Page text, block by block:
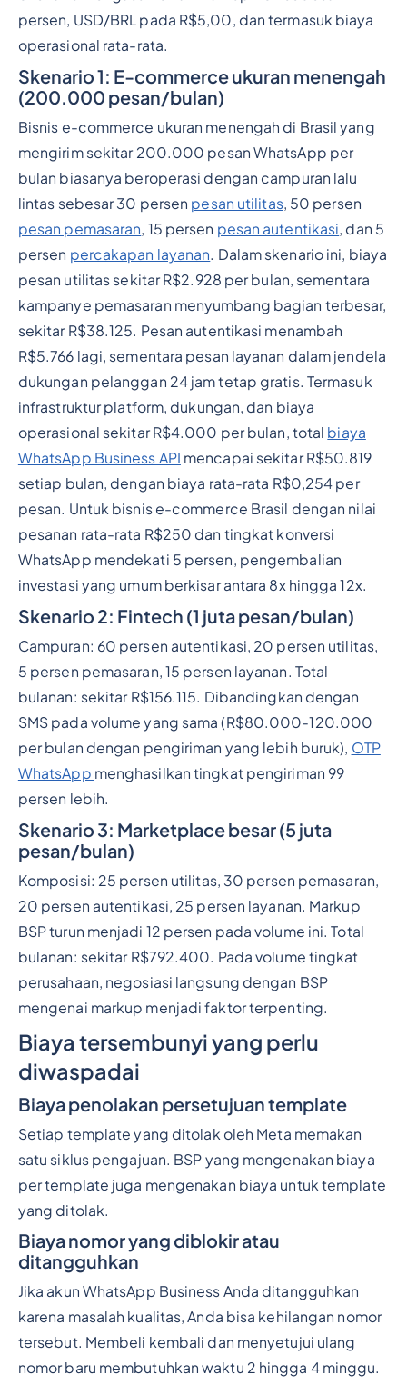
persen, USD/BRL pada R$5,00, dan termasuk biaya
operasional rata-rata.
Skenario 1: E-commerce ukuran menengah
(200.000 pesan/bulan)
Bisnis e-commerce ukuran menengah di Brasil yang
mengirim sekitar 200.000 pesan WhatsApp per
bulan biasanya beroperasi dengan campuran lalu
lintas sebesar 30 persen pesan utilitas, 50 persen
pesan pemasaran, 15 persen pesan autentikasi, dan 5
persen percakapan layanan. Dalam skenario ini, biaya
pesan utilitas sekitar R$2.928 per bulan, sementara
kampanye pemasaran menyumbang bagian terbesar,
sekitar R$38.125. Pesan autentikasi menambah
R$5.766 lagi, sementara pesan layanan dalam jendela
dukungan pelanggan 24 jam tetap gratis. Termasuk
infrastruktur platform, dukungan, dan biaya
operasional sekitar R$4.000 per bulan, total biaya
WhatsApp Business API mencapai sekitar R$50.819
setiap bulan, dengan biaya rata-rata R$0,254 per
pesan. Untuk bisnis e-commerce Brasil dengan nilai
pesanan rata-rata R$250 dan tingkat konversi
WhatsApp mendekati 5 persen, pengembalian
investasi yang umum berkisar antara 8x hingga 12x.
Skenario 2: Fintech (1 juta pesan/bulan)
Campuran: 60 persen autentikasi, 20 persen utilitas,
5 persen pemasaran, 15 persen layanan. Total
bulanan: sekitar R$156.115. Dibandingkan dengan
SMS pada volume yang sama (R$80.000-120.000
per bulan dengan pengiriman yang lebih buruk), OTP
WhatsApp menghasilkan tingkat pengiriman 99
persen lebih.
Skenario 3: Marketplace besar (5 juta
pesan/bulan)
Komposisi: 25 persen utilitas, 30 persen pemasaran,
20 persen autentikasi, 25 persen layanan. Markup
BSP turun menjadi 12 persen pada volume ini. Total
bulanan: sekitar R$792.400. Pada volume tingkat
perusahaan, negosiasi langsung dengan BSP
mengenai markup menjadi faktor terpenting.
Biaya tersembunyi yang perlu
diwaspadai
Biaya penolakan persetujuan template
Setiap template yang ditolak oleh Meta memakan
satu siklus pengajuan. BSP yang mengenakan biaya
per template juga mengenakan biaya untuk template
yang ditolak.
Biaya nomor yang diblokir atau
ditangguhkan
Jika akun WhatsApp Business Anda ditangguhkan
karena masalah kualitas, Anda bisa kehilangan nomor
tersebut. Membeli kembali dan menyetujui ulang
nomor baru membutuhkan waktu 2 hingga 4 minggu.